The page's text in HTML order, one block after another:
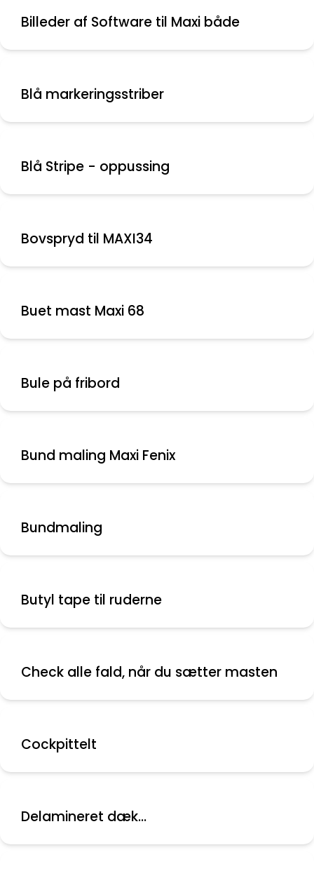
Billeder af Software til Maxi både
Blå markeringsstriber
Blå Stripe - oppussing
Bovspryd til MAXI34
Buet mast Maxi 68
Bule på fribord
Bund maling Maxi Fenix
Bundmaling
Butyl tape til ruderne
Check alle fald, når du sætter masten
Cockpittelt
Delamineret dæk...